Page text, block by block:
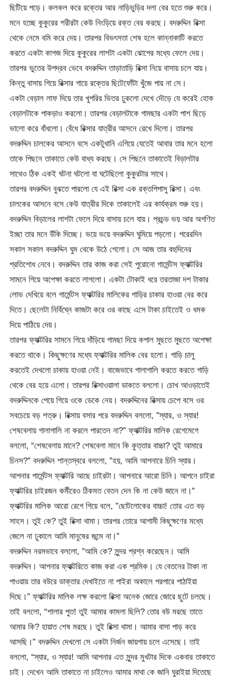
ছিটিয়ে পড়ে। কলকল করে রক্তের আর নাড়িভুড়ির দলা বের হতে শুরু করে।
মনে হচ্ছে কুকুরের শরীরটা কেউ নিংড়িয়ে রক্ত বের করছে। বদরুদ্দিন রিক্সা
থেকে নেমে বমি করে দেয়। তারপর বিভৎসতা শেষ হলে কান্নাকাটি করতে
করতে একটা কাগজ দিয়ে কুকুরের লাশটা একটা ঝোপের মধ্যে ফেলে দেয়।
তারপর ভুতের উপদ্রব ভেবে বদরুদ্দিন তাড়াতাড়ি রিক্সা নিয়ে বাসায় চলে যায়।
কিন্তু বাসায় গিয়ে রিক্সার গায়ে রক্তের ছিটেফোঁটা খুঁজে পায় না সে।
একটা বেড়াল লাফ দিয়ে তার খুপরির ভিতর ঢুকলো দেখে দৌড়ে যে করেই হোক
বেড়ালটাকে পাকড়াও করলো। তারপর বেড়ালটাকে গামছার একটা পাশ ছিড়ে
ভালো করে বাঁধলো। বেঁধে রিক্সার যাত্রীর আসনে রেখে দিলো। তারপর
বদরুদ্দিন চালকের আসনে বসে একটুখানি এগিয়ে যেতেই আবার তার মনে হলো
তাকে পিছনে তাকাতে কেউ বাধ্য করছে। সে পিছনে তাকাতেই বিড়ালটার
সাথেও ঠিক একই ঘটনা ঘটলো যা ঘটেছিলো কুকুরটার সাথে।
তারপর বদরুদ্দিন বুঝতে পারলো যে এই রিক্সা এক রক্তপিপাসু রিক্সা। এবং
চালকের আসনে বসে কেউ যাত্রীর দিকে তাকালেই এর কার্যক্রম শুরু হয়।
বদরুদ্দিন বিড়ালের লাশটা ফেলে দিয়ে বাসায় চলে যায়। প্রচন্ড ভয় আর অগণিত
ইচ্ছা তার মনে উঁকি দিচ্ছে। ভয়ে ভয়ে বদরুদ্দিন ঘুমিয়ে পড়লো। পরেরদিন
সকাল সকাল বদরুদ্দিন ঘুম থেকে উঠে গেলো। সে আজ তার বহুদিনের
প্রতিশোধ নেবে। বদরুদ্দিন তার কাজ করা সেই পুরোনো গার্মেন্টস ফ্যাক্টরির
সামনে গিয়ে অপেক্ষা করতে লাগলো। একটা টোকাই ধরে তরতাজা দশ টাকার
লোভ দেখিয়ে বলে গার্মেন্টস ফ্যাক্টরির মালিকের গাড়ির চাকার হাওয়া বের করে
দিতে। ছেলেটা নির্বিঘ্নে কাজটা করে ওর কাছে এসে টাকা চাইতেই ও ধমক
দিয়ে পাঠিয়ে দেয়।
তারপর ফ্যাক্টরির সামনে গিয়ে দাঁড়িয়ে গামছা দিয়ে কপাল মুছতে মুছতে অপেক্ষা
করতে থাকে। কিছুক্ষণের মধ্যে ফ্যাক্টরির মালিক বের হলো। গাড়ি চালু
করতেই দেখলো চাকায় হাওয়া নেই। বাজেভাবে গালাগালি করতে করতে গাড়ি
থেকে বের হয়ে এলো। তারপর রিক্সাওয়ালা ডাকতে বললো। চোখ আওড়াতেই
বদরুদ্দিনকে পেয়ে গিয়ে ওকে ডেকে নেয়। বদরুদ্দিনের রিক্সায় চেপে বসে ওর
সবচেয়ে বড় শত্রু। রিক্সায় বসার পরে বদরুদ্দিন বললো, ”স্যার, ও স্যার!
শেষবেলায় গালাগালি না করলে পারতেন না?” ফ্যাক্টরির মালিক রেগেমেগে
বললো, “শেষবেলায় মানে? শেষবেলা মানে কি কুত্তার বাচ্চা? তুই আমারে
চিনস?” বদরুদ্দিন শান্তস্বরে বললো, ”হয়, আমি আপনারে চিনি স্যার।
আপনার গার্মেন্টস ফ্যাক্টরি আছে চাইরটা। আপনারে আরো চিনি। আপনে চাইরা
ফ্যাক্টরির চাইরজন কর্মীরেও ঠিকমত বেতন দেন কি না কেউ জানে না।”
ফ্যাক্টরির মালিক আরো রেগে গিয়ে বলে, ”ছোটলোকের বাচ্চা! তোর এত বড়
সাহস। তুই কে? তুই রিক্সা থামা। তারপর তোরে আগামী কিছুক্ষণের মধ্যে
জেলে না ঢুকালে আমি মানুষের জন্মে না।”
বদরুদ্দিন নরমভাবে বললো, ”আমি কে? সুন্দর প্রশ্ন করেছেন। আমি
বদরুদ্দিন। আপনার ফ্যাক্টরিতে কাজ করা এক শ্রমিক। যে বেতনের টাকা না
পাওয়ায় তার বউরে ডাক্তার দেখাইতে না পাইরা অকালে পরপারে পাঠাইয়া
দিছে।” ফ্যাক্টরির মালিক লক্ষ করলো রিক্সা অনেক জোরে জোরে ছুটে চলছে।
তাই বললো, “শালার পুত! তুই আমার কামলা ছিলি? তোর বউ মরছে তাতে
আমার কি? হায়াত শেষ মরছে। তুই রিক্সা থামা। আমার বাসা পাড় করে
আসছি।” বদরুদ্দিন দেখলো সে একটা নির্জন জায়গায় চলে এসেছে। তাই
বললো, “স্যার, ও স্যার! আমি আপনার এত সুন্দর মুখটার দিকে একবার তাকাতে
চাই। দেখেন আমি তাকাতে না চাইলেও আমার মাথা কে জানি ঘুরাইয়া দিতেছে